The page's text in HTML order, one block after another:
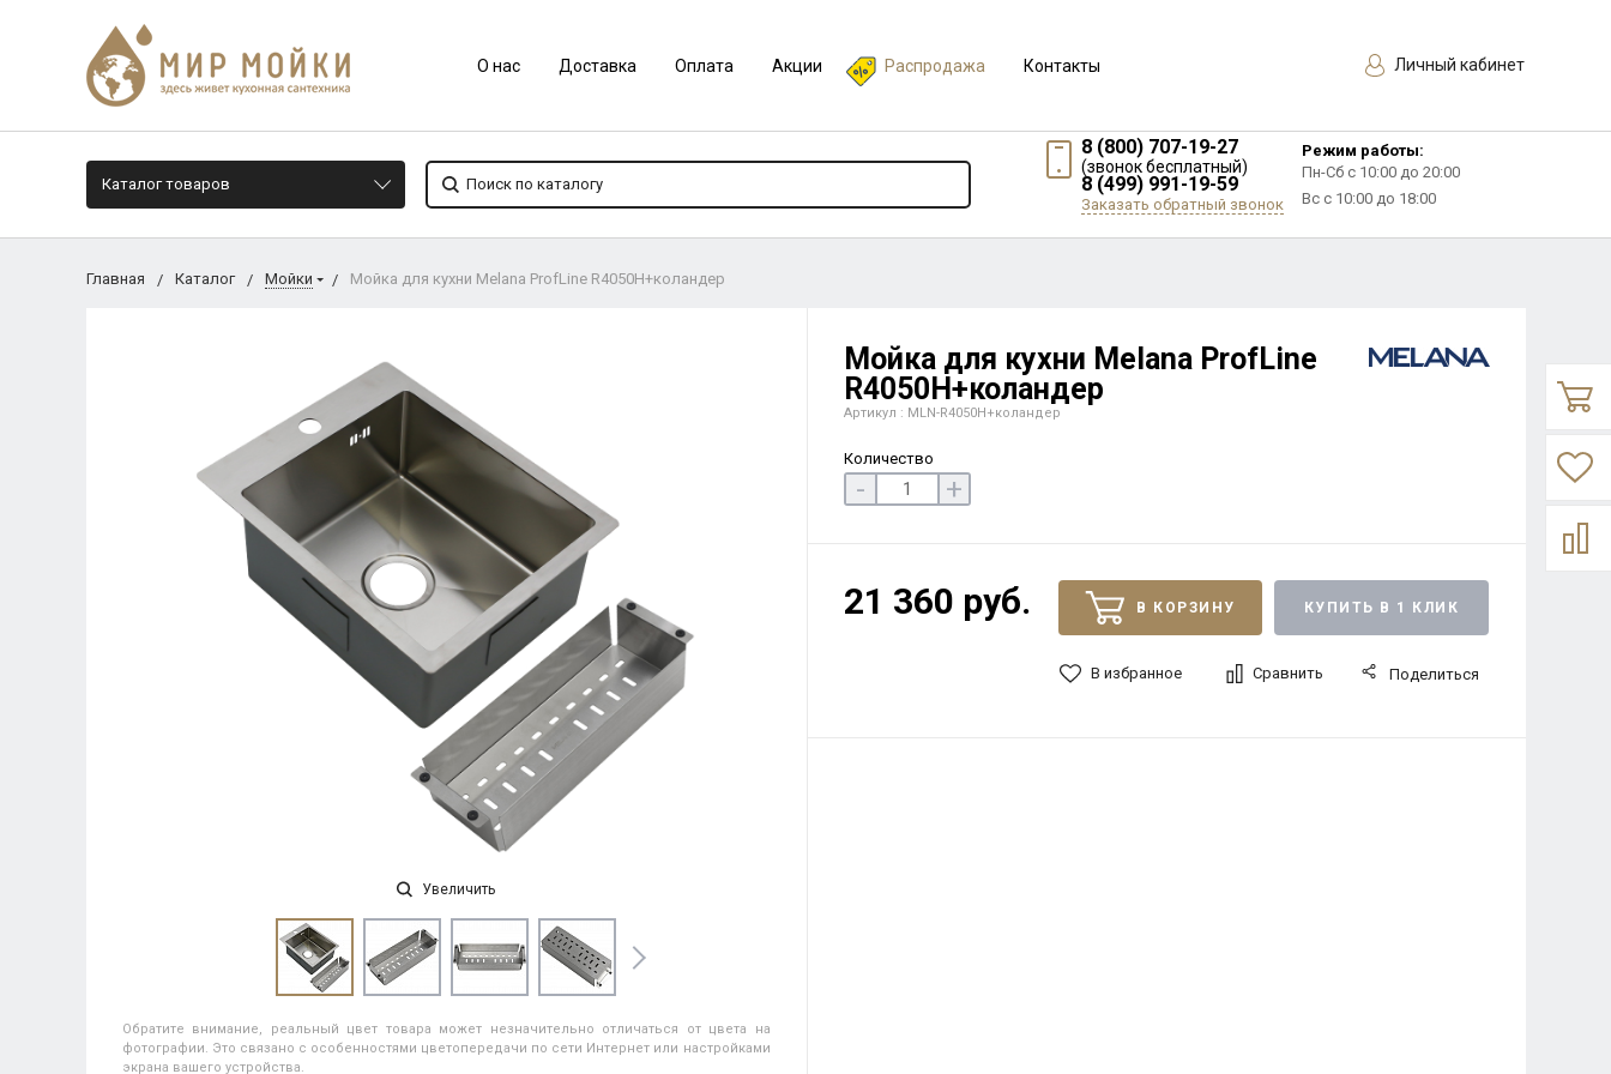
О нас Доставка Оплата Акции Распродажа Контакты Личный кабинет
Каталог товаров
8 (800) 707-19-27
(звонок бесплатный)
8 (499) 991-19-59
Заказать обратный звонок
Режим работы:
Пн-Сб с 10:00 до 20:00
Вс с 10:00 до 18:00
Главная Каталог Мойки Мойка для кухни Melana ProfLine R4050H+коландер
Увеличить
Обратите внимание, реальный цвет товара может незначительно отличаться от цвета на
фотографии. Это связано с особенностями цветопередачи по сети Интернет или настройками
экрана вашего устройства.
Мойка для кухни Melana ProfLine
R4050H+коландер
Артикул : MLN-R4050H+коландер
Количество
- +
21 360 руб. В КОРЗИНУ КУПИТЬ В 1 КЛИК
В избранное Сравнить Поделиться